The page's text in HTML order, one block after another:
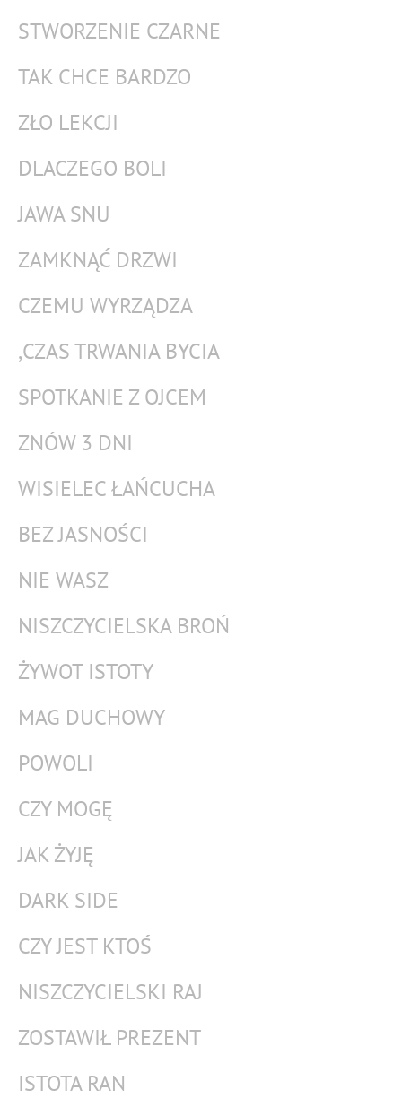
STWORZENIE CZARNE
TAK CHCE BARDZO
ZŁO LEKCJI
DLACZEGO BOLI
JAWA SNU
ZAMKNĄĆ DRZWI
CZEMU WYRZĄDZA
,CZAS TRWANIA BYCIA
SPOTKANIE Z OJCEM
ZNÓW 3 DNI
WISIELEC ŁAŃCUCHA
BEZ JASNOŚCI
NIE WASZ
NISZCZYCIELSKA BROŃ
ŻYWOT ISTOTY
MAG DUCHOWY
POWOLI
CZY MOGĘ
JAK ŻYJĘ
DARK SIDE
CZY JEST KTOŚ
NISZCZYCIELSKI RAJ
ZOSTAWIŁ PREZENT
ISTOTA RAN